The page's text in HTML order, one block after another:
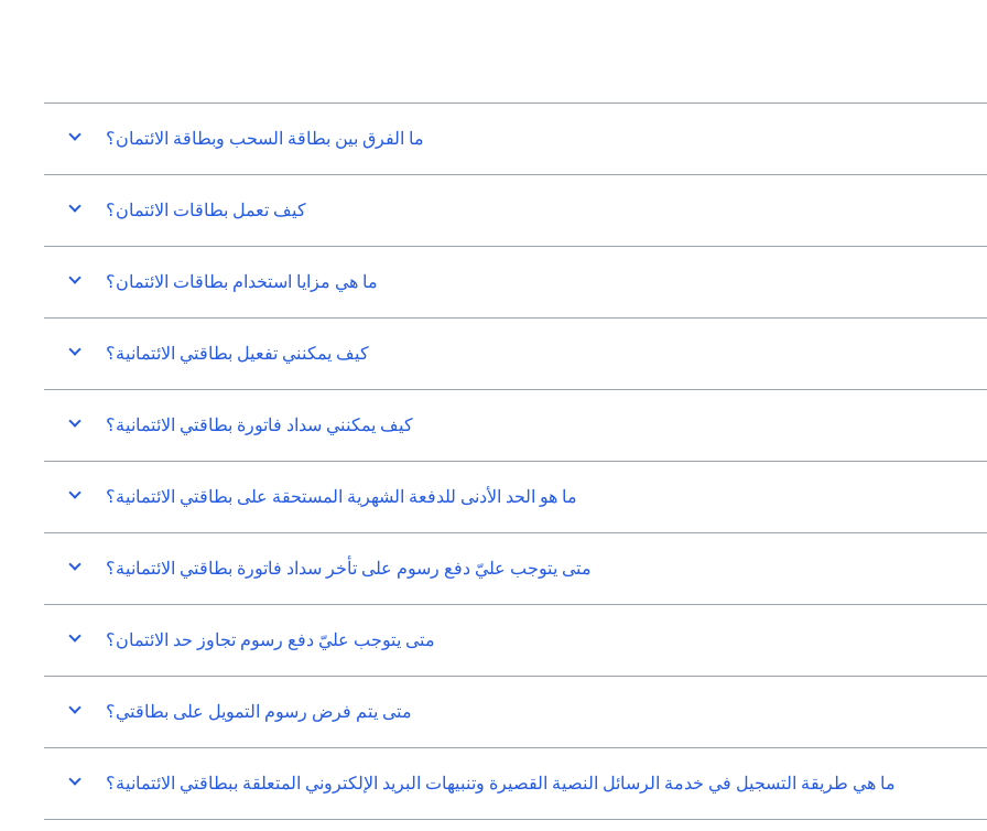
ما الفرق بين بطاقة السحب وبطاقة الائتمان؟
كيف تعمل بطاقات الائتمان؟
ما هي مزايا استخدام بطاقات الائتمان؟
كيف يمكنني تفعيل بطاقتي الائتمانية؟
كيف يمكنني سداد فاتورة بطاقتي الائتمانية؟
ما هو الحد الأدنى للدفعة الشهرية المستحقة على بطاقتي الائتمانية؟
متى يتوجب عليّ دفع رسوم على تأخر سداد فاتورة بطاقتي الائتمانية؟
متى يتوجب عليّ دفع رسوم تجاوز حد الائتمان؟
متى يتم فرض رسوم التمويل على بطاقتي؟
ما هي طريقة التسجيل في خدمة الرسائل النصية القصيرة وتنبيهات البريد الإلكتروني المتعلقة ببطاقتي الائتمانية؟